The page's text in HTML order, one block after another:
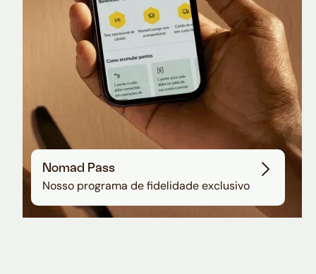
Nomad Pass
Nosso programa de fidelidade exclusivo